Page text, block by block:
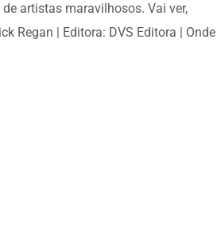
artistas maravilhosos. Vai ver,
Regan | Editora: DVS Editora | Onde